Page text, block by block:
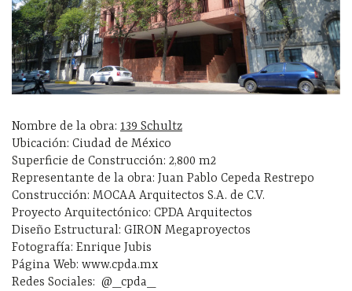
Nombre de la obra: 139 Schultz
Ubicación: Ciudad de México
Superficie de Construcción: 2,800 m2
Representante de la obra: Juan Pablo Cepeda Restrepo
Construcción: MOCAA Arquitectos S.A. de C.V.
Proyecto Arquitectónico: CPDA Arquitectos
Diseño Estructural: GIRON Megaproyectos
Fotografía: Enrique Jubis
Página Web: www.cpda.mx
Redes Sociales: @_cpda_